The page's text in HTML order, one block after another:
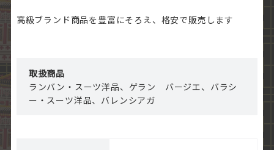
高級ブランド商品を豊富にそろえ、格安で販売します
取扱商品
ランバン・スーツ洋品、ゲラン バージエ、バラシ
ー・スーツ洋品、バレンシアガ